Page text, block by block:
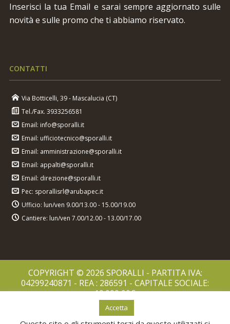
Inserisci la tua Email e sarai sempre aggiornato sulle
novità e sulle promo che ti abbiamo riservato.
CONTATTI
Via Botticelli, 39 - Mascalucia (CT)
Tel./Fax. 3933256581
Email: info@sporalli.it
Email: ufficiotecnico@sporalli.it
Email: amministrazione@sporalli.it
Email: appalti@sporalli.it
Email: direzione@sporalli.it
Pec: sporallisrl@arubapec.it
Ufficio: lun/ven 9.00/13.00 - 15.00/19.00
Cantiere: lun/ven 7.00/12.00 - 13.00/17.00
COPYRIGHT © 2026 SPORALLI - PARTITA IVA:
04299240871 - REA : 286591 - CAPITALE SOCIALE:
10.000,00€
Accetta